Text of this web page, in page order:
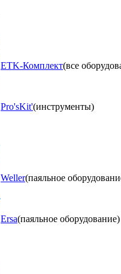
ETK-Комплект(все
Pro'sKit'(инструменты)
Weller(паяльное
Ersa(паяльное оборудование)